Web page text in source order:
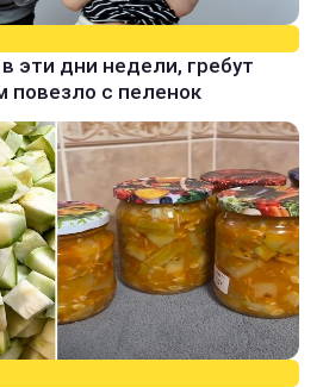
дни недели, гребут
повезло с пеленок